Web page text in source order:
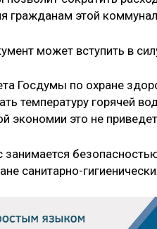
гражданам этой
может вступить в
Госдумы по охране
температуру горячей
экономии это не
занимается
санитарно-